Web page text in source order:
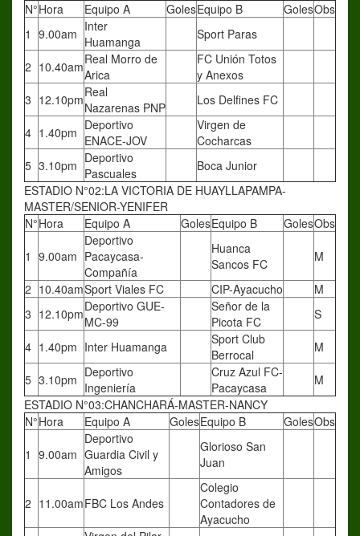
N°Hora Equipo A GolesEquipo B GolesObs
1 9.00am Inter
Huamanga
Sport Paras
2 10.40amReal Morro de
Arica
FC Unión Totos
y Anexos
3 12.10pmReal
Nazarenas PNP
Los Delfines FC
4 1.40pm Deportivo
ENACE-JOV
Virgen de
Cocharcas
5 3.10pm Deportivo
Pascuales
Boca Junior
ESTADIO N°02:LA VICTORIA DE HUAYLLAPAMPA-
MASTER/SENIOR-YENIFER
N°Hora Equipo A GolesEquipo B GolesObs
1 9.00am
Deportivo
Pacaycasa-
Compañía
Huanca
Sancos FC
M
2 10.40amSport Viales FC CIP-Ayacucho
M
3 12.10pmDeportivo GUE-
MC-99
Señor de la
Picota FC
S
4 1.40pm Inter Huamanga
Sport Club
Berrocal
M
5 3.10pm Deportivo
Ingeniería
Cruz Azul FC-
Pacaycasa
M
ESTADIO N°03:CHANCHARÁ-MASTER-NANCY
N°Hora Equipo A GolesEquipo B GolesObs
1 9.00am
Deportivo
Guardia Civil y
Amigos
Glorioso San
Juan
2 11.00amFBC Los Andes
Colegio
Contadores de
Ayacucho